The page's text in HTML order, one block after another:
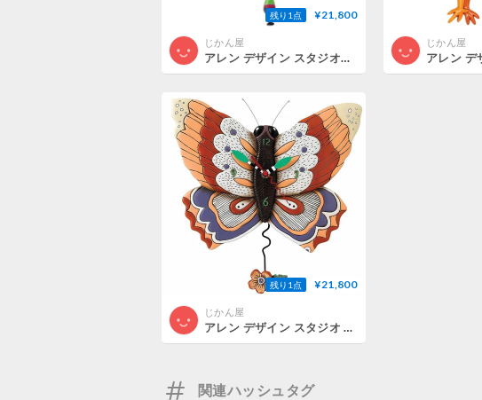
残り1点 ¥21,800
じかん屋
アレン デザイン スタジオ◆P1386◆コルクワインデザイン掛け時計◆ALLEN DESIGN STUDIO
じかん屋
残り1点 ¥21,800
じかん屋
アレン デザイン スタジオ ◆P1604◆蝶の掛け時計◆ALLEN DESIGN STUDIO
関連ハッシュタグ